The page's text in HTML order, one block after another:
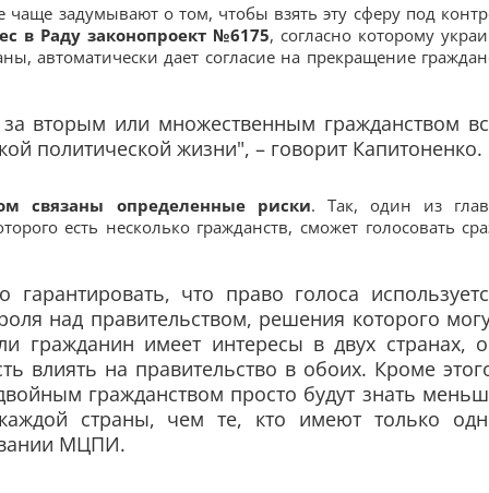
задумывают о том, чтобы взять эту сферу под
в Раду законопроект №6175, согласно которому
автоматически дает согласие на прекращение
вторым или множественным гражданством
политической жизни", – говорит Капитоненко.
связаны определенные риски. Так, один из
есть несколько гражданств, сможет голосовать
что право голоса
над правительством, решения которого
гражданин имеет интересы в двух странах,
влиять на правительство в обоих. Кроме
гражданством просто будут знать
страны, чем те, кто имеют только
МЦПИ.